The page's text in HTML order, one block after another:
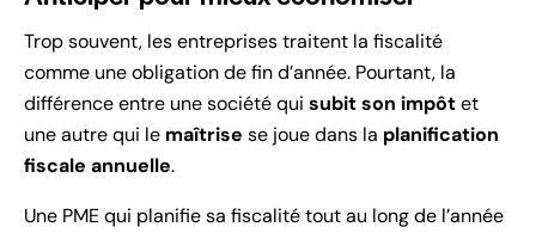
Trop souvent, les entreprises traitent la fiscalité
comme une obligation de fin d’année. Pourtant, la
différence entre une société qui subit son impôtet
une autre qui le maîtrise se joue dans la planification
fiscale annuelle.
Une PME qui planifie sa fiscalité tout au long de l’année